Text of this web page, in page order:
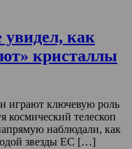
увидел, как
кристаллы
играют ключевую роль
космический телескоп
наблюдали, как
звезды EC […]